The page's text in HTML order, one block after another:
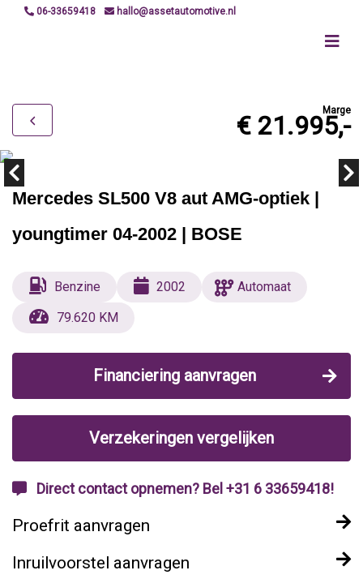
06-33659418 hallo@assetautomotive.nl
Marge
€ 21.995,-
Mercedes SL500 V8 aut AMG-optiek |
youngtimer 04-2002 | BOSE
Benzine 2002
Automaat
79.620 KM
Financiering aanvragen
Verzekeringen vergelijken
Direct contact opnemen? Bel +31 6 33659418!
Proefrit aanvragen
Inruilvoorstel aanvragen